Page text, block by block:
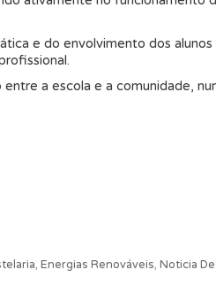
e do envolvimento dos alunos
a escola e a comunidade,
, Energias Renováveis, Noticia